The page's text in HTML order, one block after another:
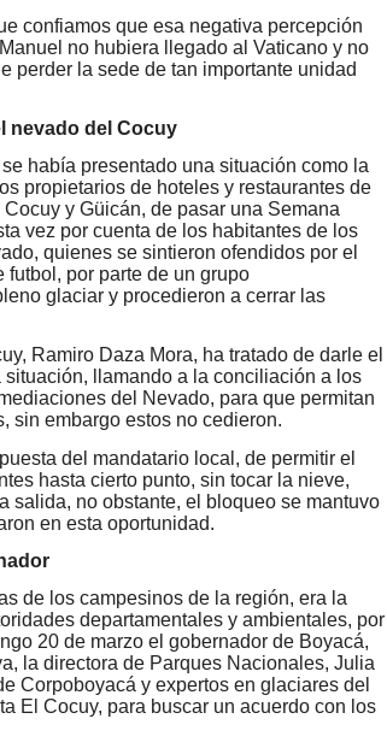
confiamos que esa negativa percepción
no hubiera llegado al Vaticano y no
perder la sede de tan importante unidad
nevado del Cocuy
había presentado una situación como la
propietarios de hoteles y restaurantes de
y Güicán, de pasar una Semana
vez por cuenta de los habitantes de los
quienes se sintieron ofendidos por el
futbol, por parte de un grupo
glaciar y procedieron a cerrar las
Ramiro Daza Mora, ha tratado de darle el
situación, llamando a la conciliación a los
del Nevado, para que permitan
sin embargo estos no cedieron.
del mandatario local, de permitir el
hasta cierto punto, sin tocar la nieve,
salida, no obstante, el bloqueo se mantuvo
en esta oportunidad.
de los campesinos de la región, era la
departamentales y ambientales, por
20 de marzo el gobernador de Boyacá,
la directora de Parques Nacionales, Julia
Corpoboyacá y expertos en glaciares del
El Cocuy, para buscar un acuerdo con los